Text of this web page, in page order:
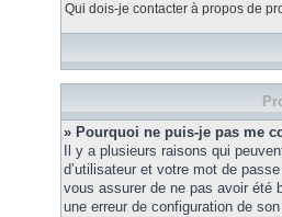
Qui dois-je contacter à propos de
» Pourquoi ne puis-je pas me
Il y a plusieurs raisons qui
d’utilisateur et votre mot de
vous assurer de ne pas avoir été
une erreur de configuration de